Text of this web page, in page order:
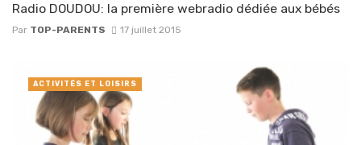
Radio DOUDOU: la première webradio dédiée aux bébés
Par TOP-PARENTS 17 juillet 2015
ACTIVITÉS ET LOISIRS